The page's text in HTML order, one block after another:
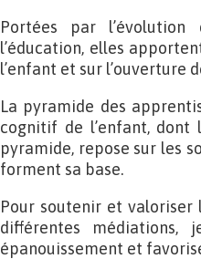
Portées par l’évolution
l’éducation, elles
l’enfant et sur l’ouverture
La pyramide des
cognitif de l’enfant, dont
pyramide, repose sur les
forment sa base.
Pour soutenir et valoriser
différentes
épanouissement et